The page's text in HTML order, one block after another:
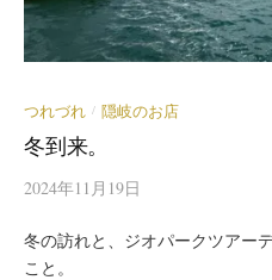
つれづれ / 隠岐のお店
冬到来。
2024年11月19日
冬の訪れと、ジオパークツアー
こと。